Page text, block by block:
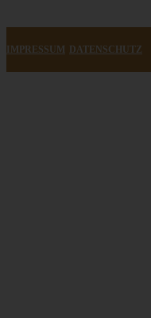
IMPRESSUM DATENSCHUTZ